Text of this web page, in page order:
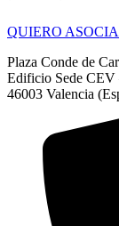
QUIERO
Plaza Conde de
Edificio Sede CEV
46003 Valencia